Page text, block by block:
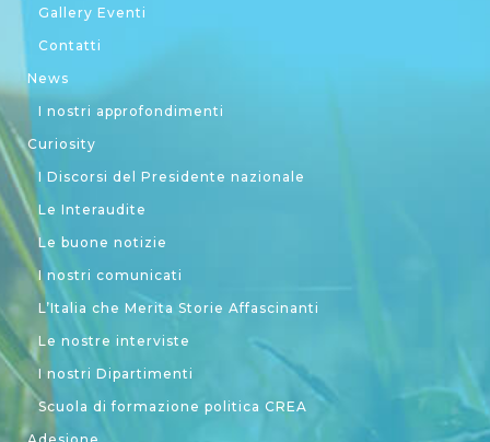
Gallery Eventi
Contatti
News
I nostri approfondimenti
Curiosity
I Discorsi del Presidente nazionale
Le Interaudite
Le buone notizie
I nostri comunicati
L’Italia che Merita Storie Affascinanti
Le nostre interviste
I nostri Dipartimenti
Scuola di formazione politica CREA